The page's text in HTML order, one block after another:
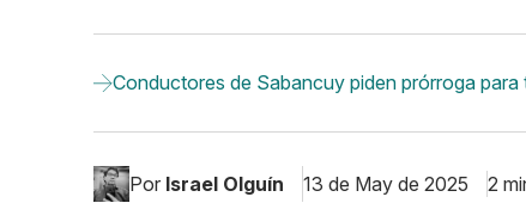
Conductores de Sabancuy piden prórroga para
Por Israel Olguín 13 de May de 2025 2